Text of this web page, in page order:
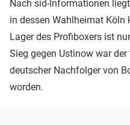
Nach sid-Informationen
in dessen Wahlheimat Köln
Lager des Profiboxers ist
Sieg gegen Ustinow war
deutscher Nachfolger von
worden.